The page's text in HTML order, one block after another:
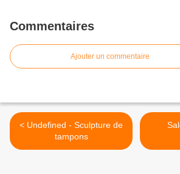
Commentaires
Ajouter un commentaire
< Undefined - Sculpture de
tampons